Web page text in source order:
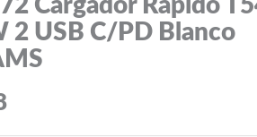
Cargador Rapido
2 USB C/PD Blanco